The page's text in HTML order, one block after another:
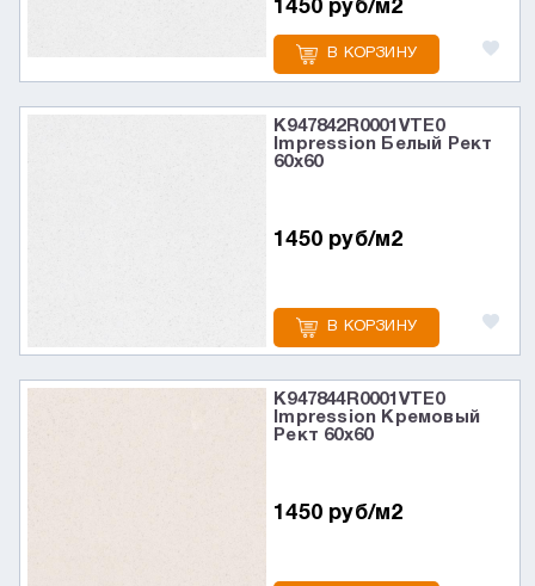
1450 руб/м2
В КОРЗИНУ
K947842R0001VTE0
Impression Белый Рект
60x60
1450 руб/м2
В КОРЗИНУ
K947844R0001VTE0
Impression Кремовый
Рект 60x60
1450 руб/м2